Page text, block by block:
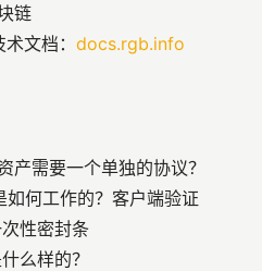
链
术文档： docs.rgb.info
产需要一个单独的协议？
如何工作的？客户端验证
性密封条
么样的？